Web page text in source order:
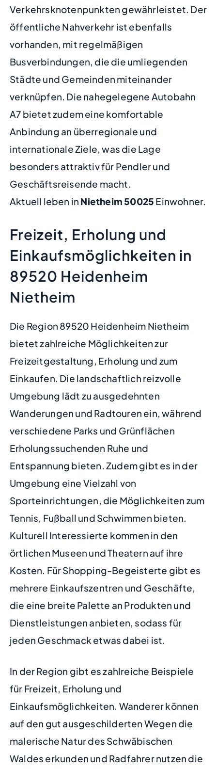
Verkehrsknotenpunkten gewährleistet. Der
öffentliche Nahverkehr ist ebenfalls
vorhanden, mit regelmäßigen
Busverbindungen, die die umliegenden
Städte und Gemeinden miteinander
verknüpfen. Die nahegelegene Autobahn
A7 bietet zudem eine komfortable
Anbindung an überregionale und
internationale Ziele, was die Lage
besonders attraktiv für Pendler und
Geschäftsreisende macht.
Aktuell leben in Nietheim50025 Einwohner.
Freizeit, Erholung und
Einkaufsmöglichkeiten in
89520 Heidenheim
Nietheim
Die Region 89520 Heidenheim Nietheim
bietet zahlreiche Möglichkeiten zur
Freizeitgestaltung, Erholung und zum
Einkaufen. Die landschaftlich reizvolle
Umgebung lädt zu ausgedehnten
Wanderungen und Radtouren ein, während
verschiedene Parks und Grünflächen
Erholungssuchenden Ruhe und
Entspannung bieten. Zudem gibt es in der
Umgebung eine Vielzahl von
Sporteinrichtungen, die Möglichkeiten zum
Tennis, Fußball und Schwimmen bieten.
Kulturell Interessierte kommen in den
örtlichen Museen und Theatern auf ihre
Kosten. Für Shopping-Begeisterte gibt es
mehrere Einkaufszentren und Geschäfte,
die eine breite Palette an Produkten und
Dienstleistungen anbieten, sodass für
jeden Geschmack etwas dabei ist.
In der Region gibt es zahlreiche Beispiele
für Freizeit, Erholung und
Einkaufsmöglichkeiten. Wanderer können
auf den gut ausgeschilderten Wegen die
malerische Natur des Schwäbischen
Waldes erkunden und Radfahrer nutzen die